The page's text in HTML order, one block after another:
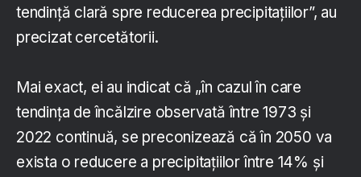
tendinţă clară spre reducerea precipitaţiilor”, au
precizat cercetătorii.
Mai exact, ei au indicat că „în cazul în care
tendinţa de încălzire observată între 1973 şi
2022 continuă, se preconizează că în 2050 va
exista o reducere a precipitaţiilor între 14% şi